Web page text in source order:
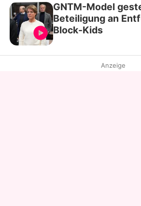
GNTM-Model
Beteiligung an
Block-Kids
Anzeige